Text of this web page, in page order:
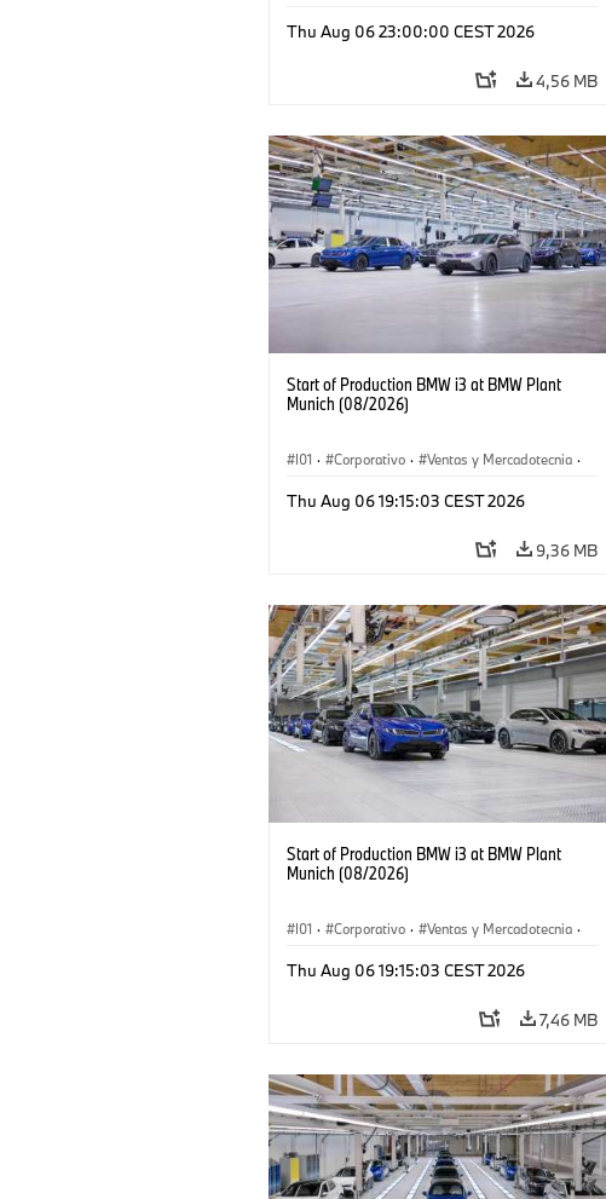
Thu Aug 06 23:00:00 CEST 2026
4,56 MB
Start of Production BMW i3 at BMW Plant
Munich (08/2026)
I01 · Corporativo · Ventas y Mercadotecnia ·
Thu Aug 06 19:15:03 CEST 2026
9,36 MB
Start of Production BMW i3 at BMW Plant
Munich (08/2026)
I01 · Corporativo · Ventas y Mercadotecnia ·
Thu Aug 06 19:15:03 CEST 2026
7,46 MB